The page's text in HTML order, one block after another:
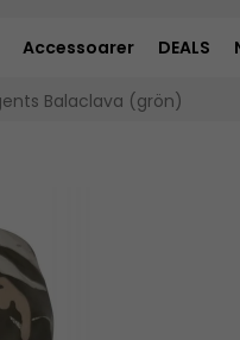
Accessoarer DEALS
Balaclava (grön)